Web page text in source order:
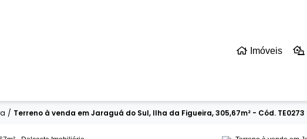
Imóveis
/ Terreno à venda em Jaraguá do Sul, Ilha da Figueira, 305,67m² - Cód. TE0273